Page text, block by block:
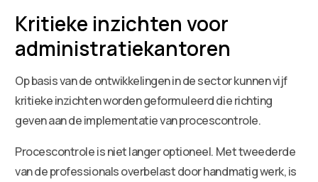
Kritieke inzichten voor
administratiekantoren
Op basis van de ontwikkelingen in de sector kunnen vijf
kritieke inzichten worden geformuleerd die richting
geven aan de implementatie van procescontrole.
Procescontrole is niet langer optioneel. Met tweederde
van de professionals overbelast door handmatig werk, is